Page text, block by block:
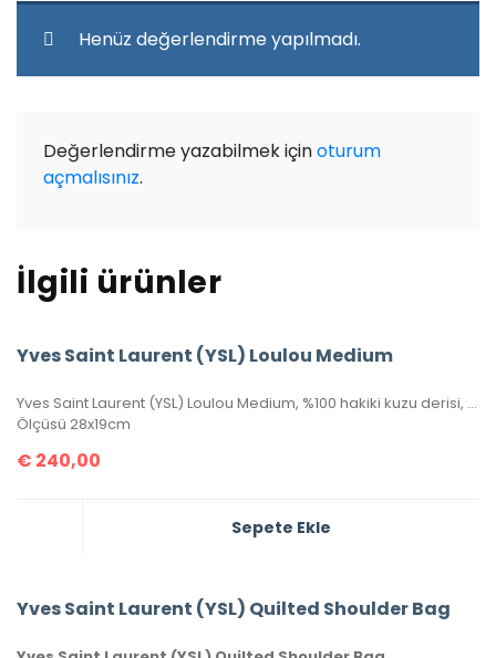
Henüz değerlendirme yapılmadı.
Değerlendirme yazabilmek içinoturum
açmalısınız.
İlgili ürünler
Yves Saint Laurent (YSL) Loulou Medium
Yves Saint Laurent (YSL) Loulou Medium, %100 hakiki kuzu derisi, seri numaralı, kutulu, toz torbalı ve sertifikalıdır.
Ölçüsü 28x19cm
€ 240,00
Sepete Ekle
Yves Saint Laurent (YSL) Quilted Shoulder Bag